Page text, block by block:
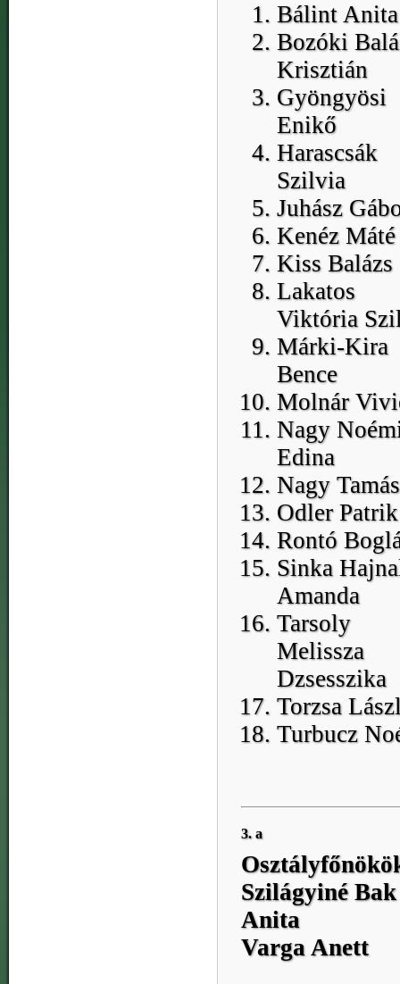
Bálint Anita
Bozóki
Krisztián
Gyöngyösi
Enikő
Harascsák
Szilvia
Juhász
Kenéz Máté
Kiss Balázs
Lakatos
Viktória
Márki-Kira
Bence
Molnár
Nagy
Edina
Nagy Tamás
Odler Patrik
Rontó
Sinka
Amanda
Tarsoly
Melissza
Dzsesszika
Torzsa
Turbucz
3. a
Szilágyiné Bak
Anita
Varga Anett